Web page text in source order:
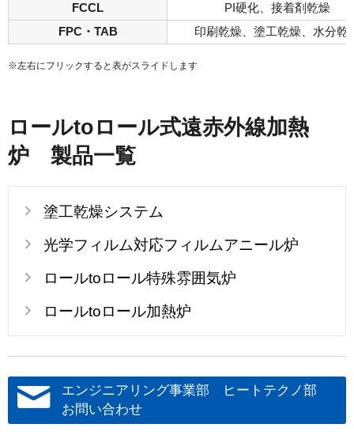
FCCL
PI硬化、接着剤乾燥
FPC・TAB
印刷乾燥、塗工乾燥、水分乾
※左右にフリックすると表がスライドします
ロールtoロール式遠赤外線加熱
炉 製品一覧
塗工乾燥システム
光学フィルム対応フィルムアニール炉
ロールtoロール特殊雰囲気炉
ロールtoロール加熱炉
エンジニアリング事業部 ヒートテクノ部
お問い合わせ